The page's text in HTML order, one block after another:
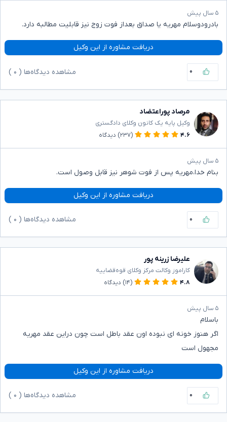
۵ سال پیش
بادرودوسلام مهریه یا صداق بعداز فوت زوج نیز قابلیت مطالبه دارد.
دریافت مشاوره از این وکیل
۰ مشاهده دیدگاه‌ها ( ۰
مرصاد پوراعتضاد
وکیل پایه یک کانون وکلای دادگستری
۴.۶
(۲۳۷) دیدگاه
۵ سال پیش
بنام خدا،مهریه پس از فوت شوهر نیز قابل وصول است.
دریافت مشاوره از این وکیل
۰ مشاهده دیدگاه‌ها ( ۰
علیرضا زرینه پور
کاراموز وکالت مرکز وکلای قوه‌قضاییه
۴.۸
(۱۴) دیدگاه
۵ سال پیش
باسلام
اگر هنوز خونه ای نبوده اون عقد باطل است چون دراین عقد مهریه
مجهول است
دریافت مشاوره از این وکیل
۰ مشاهده دیدگاه‌ها ( ۰